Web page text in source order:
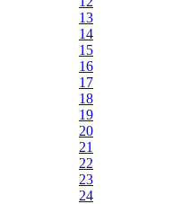
13
14
15
16
17
18
19
20
21
22
23
24